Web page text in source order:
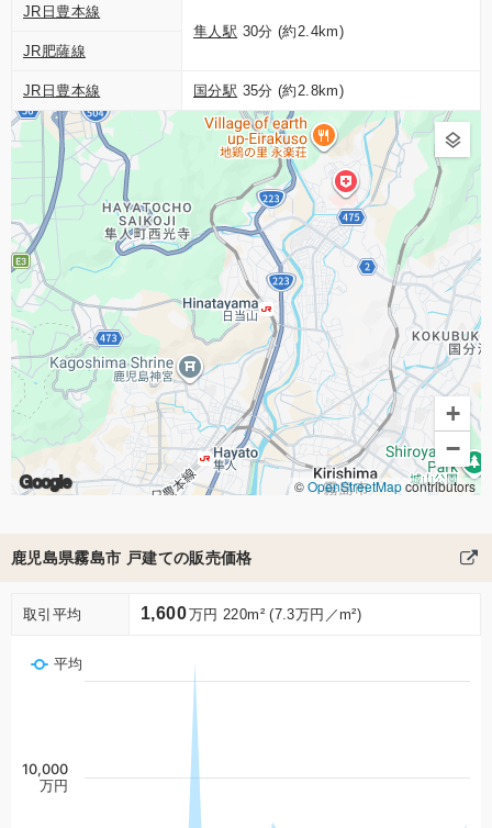
JR日豊本線
隼人駅 30分 (約2.4km)
JR肥薩線
JR日豊本線 国分駅 35分 (約2.8km)
Google
+
−
©OpenStreetMapcontributors
鹿児島県霧島市 戸建ての販売価格
取引平均 1,600万円 220m² (7.3万円／m²)
平均
10,000
万円